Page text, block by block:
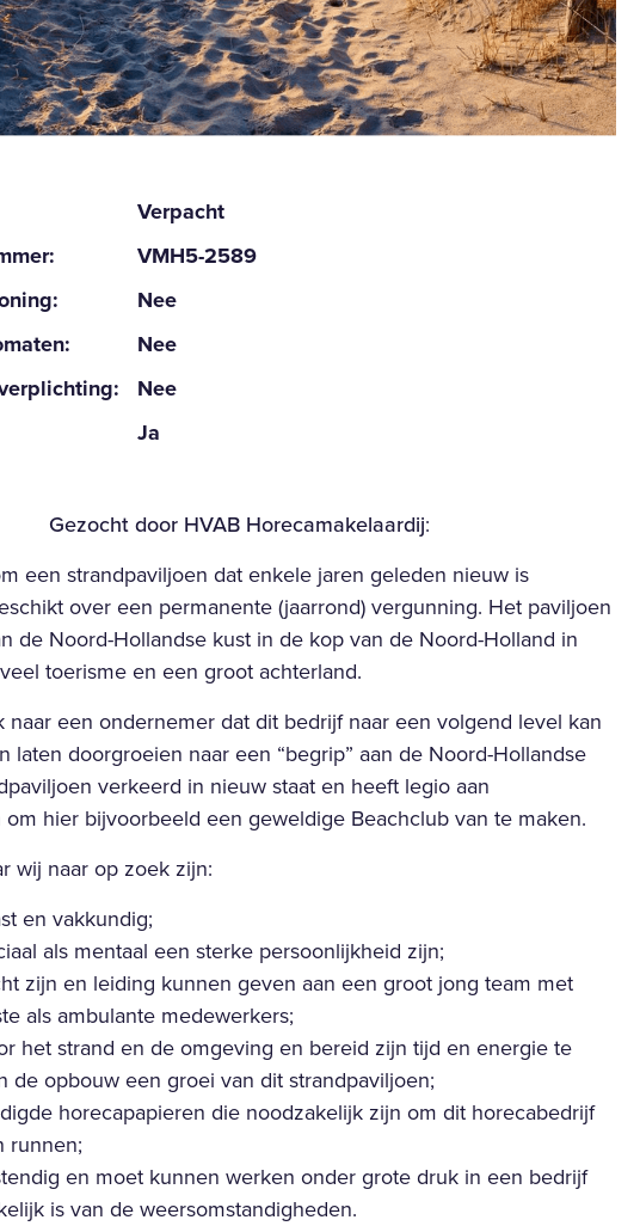
Verpacht
VMH5-2589
Nee
Nee
Nee
Ja
Gezocht door HVAB Horecamakelaardij:
een strandpaviljoen dat enkele jaren geleden nieuw is
over een permanente (jaarrond) vergunning. Het paviljoen
de Noord-Hollandse kust in de kop van de Noord-Holland in
toerisme en een groot achterland.
naar een ondernemer dat dit bedrijf naar een volgend level kan
laten doorgroeien naar een “begrip” aan de Noord-Hollandse
verkeerd in nieuw staat en heeft legio aan
hier bijvoorbeeld een geweldige Beachclub van te maken.
wij naar op zoek zijn:
en vakkundig;
als mentaal een sterke persoonlijkheid zijn;
zijn en leiding kunnen geven aan een groot jong team met
als ambulante medewerkers;
het strand en de omgeving en bereid zijn tijd en energie te
de opbouw een groei van dit strandpaviljoen;
horecapapieren die noodzakelijk zijn om dit horecabedrijf
runnen;
en moet kunnen werken onder grote druk in een bedrijf
is van de weersomstandigheden.